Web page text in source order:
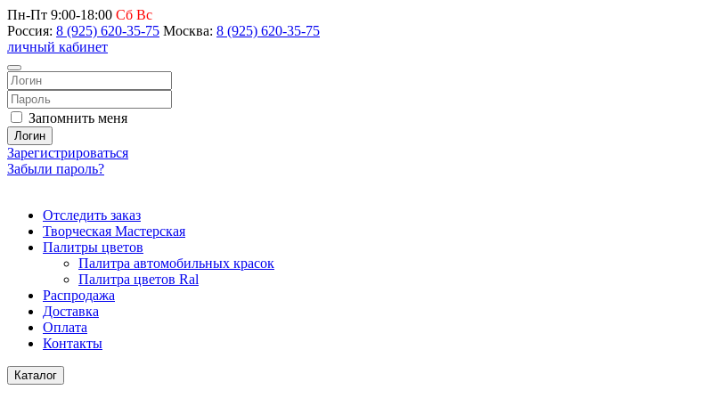
Пн-Пт 9:00-18:00 Сб Вс
Россия: 8 (925) 620-35-75 Москва: 8 (925) 620-35-75
личный кабинет
Запомнить меня
Логин
Зарегистрироваться
Забыли пароль?
Отследить заказ
Творческая Мастерская
Палитры цветов
Палитра автомобильных красок
Палитра цветов Ral
Распродажа
Доставка
Оплата
Контакты
Каталог